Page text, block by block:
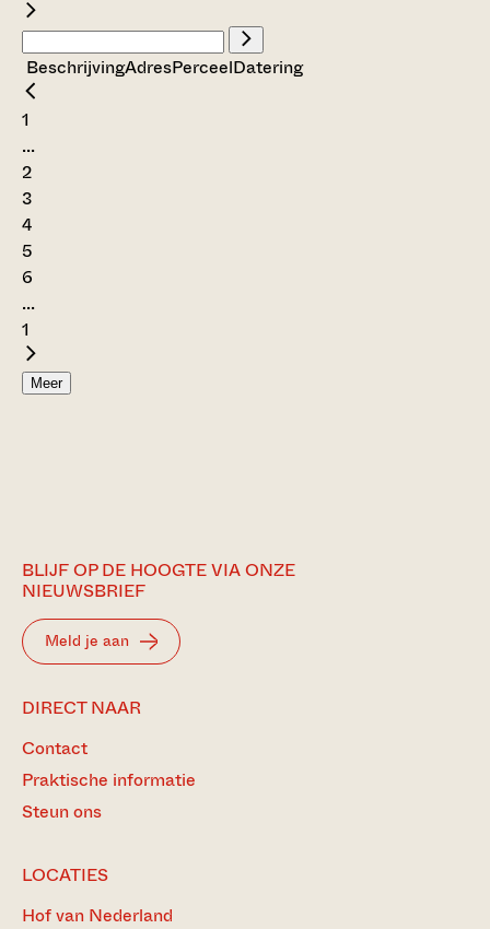
BeschrijvingAdresPerceelDatering
1
...
2
3
4
5
6
...
1
Meer
BLIJF OP DE HOOGTE VIA ONZE
NIEUWSBRIEF
Meld je aan
DIRECT NAAR
Contact
Praktische informatie
Steun ons
LOCATIES
Hof van Nederland